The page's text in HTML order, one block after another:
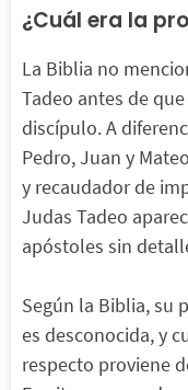
¿Cuál era la
La Biblia no
Tadeo antes de
discípulo. A
Pedro, Juan y
y recaudador de
Judas Tadeo
apóstoles sin
Según la Biblia, su
es desconocida, y
respecto proviene